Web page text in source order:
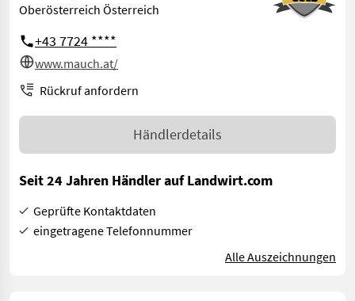
Oberösterreich Österreich
+43 7724 ****
www.mauch.at/
Rückruf anfordern
Händlerdetails
Seit 24 Jahren Händler auf Landwirt.com
Geprüfte Kontaktdaten
eingetragene Telefonnummer
Alle Auszeichnungen